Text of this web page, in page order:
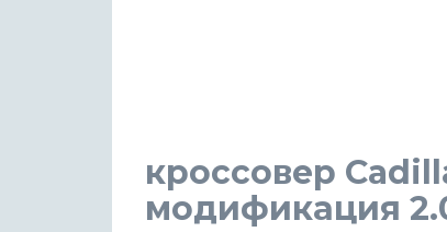
кроссовер
модификация